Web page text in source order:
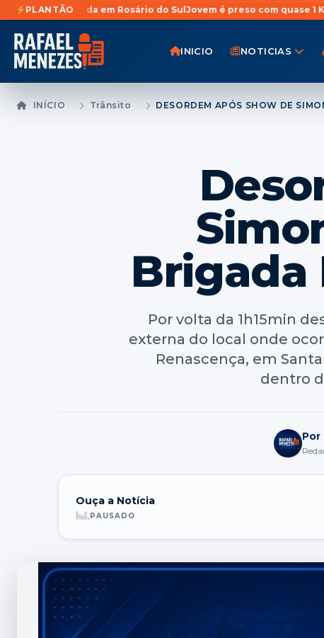
PLANTÃO
em Rosário do SulJovem é preso com quase 1 Kg de
INICIO NOTICIAS
INÍCIO Trânsito
Brigada
Por volta da 1h15min
externa do local onde
Renascença, em
dentro
Por
Ouça a Notícia
PAUSADO